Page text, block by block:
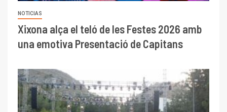
NOTICIAS
Xixona alça el teló de les Festes 2026 amb
una emotiva Presentació de Capitans